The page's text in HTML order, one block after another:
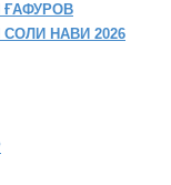
НАВИ 2026